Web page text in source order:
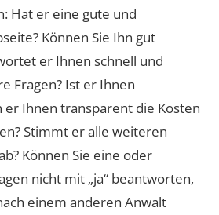
Hat er eine gute und
Können Sie Ihn gut
er Ihnen schnell und
Fragen? Ist er Ihnen
er Ihnen transparent die Kosten
Stimmt er alle weiteren
Können Sie eine oder
nicht mit „ja“ beantworten,
einem anderen Anwalt